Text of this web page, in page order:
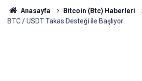
Anasayfa Bitcoin (Btc) Haberleri
BTC / USDT Takas Desteği ile Başlıyor